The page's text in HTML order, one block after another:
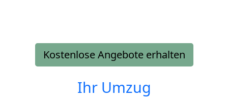
Kostenlose Angebote erhalten
Ihr Umzug